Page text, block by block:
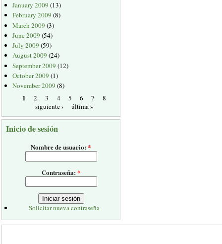
January 2009 (13)
February 2009 (8)
March 2009 (3)
June 2009 (54)
July 2009 (59)
August 2009 (24)
September 2009 (12)
October 2009 (1)
November 2009 (8)
1 2 3 4 5 6 7
8
siguiente ›
última »
Inicio de sesión
Nombre de usuario:*
Contraseña:*
Solicitar nueva contraseña